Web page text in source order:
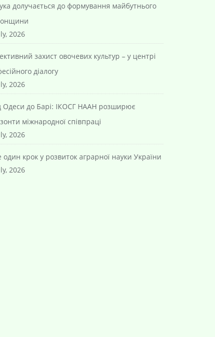
долучається до формування майбутнього
2026
захист овочевих культур – у центрі
діалогу
2026
Одеси до Барі: ІКОСГ НААН розширює
міжнародної співпраці
2026
крок у розвиток аграрної науки України
2026